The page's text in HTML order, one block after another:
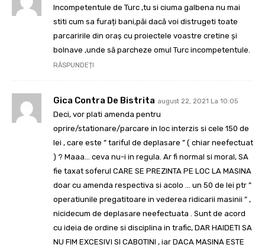
Incompetentule de Turc ,tu si ciuma galbena nu mai
stiti cum sa furați bani,păi dacă voi distrugeti toate
parcaririle din oraș cu proiectele voastre cretine și
bolnave ,unde să parcheze omul Turc incompetentule.
RĂSPUNDEȚI
Gica Contra De Bistrita august 22, 2021 La 10:05
Deci, vor plati amenda pentru
oprire/stationare/parcare in loc interzis si cele 150 de
lei , care este ” tariful de deplasare ” ( chiar neefectuat
) ? Maaa… ceva nu-i in regula. Ar fi normal si moral, SA
fie taxat soferul CARE SE PREZINTA PE LOC LA MASINA
doar cu amenda respectiva si acolo … un 50 de lei ptr ”
operatiunile pregatitoare in vederea ridicarii masinii ” ,
nicidecum de deplasare neefectuata . Sunt de acord
cu ideia de ordine si disciplina in trafic, DAR HAIDETI SA
NU FIM EXCESIVI SI CABOTINI , iar DACA MASINA ESTE